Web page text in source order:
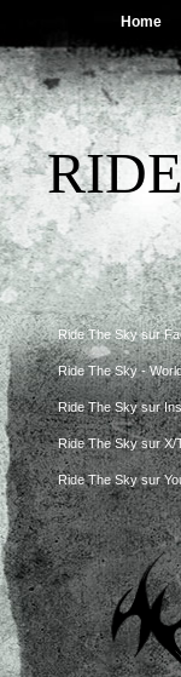
Home
Ride The Sky sur
Ride The Sky -
Ride The Sky sur
Ride The Sky sur X/
Ride The Sky sur